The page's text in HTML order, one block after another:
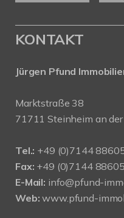
KONTAKT
Jürgen Pfund
Marktstraße 38
71711 Steinheim an der
Tel.: +49 (0)7144
Fax: +49 (0)7144
E-Mail: info@pfund-
Web: www.pfund-